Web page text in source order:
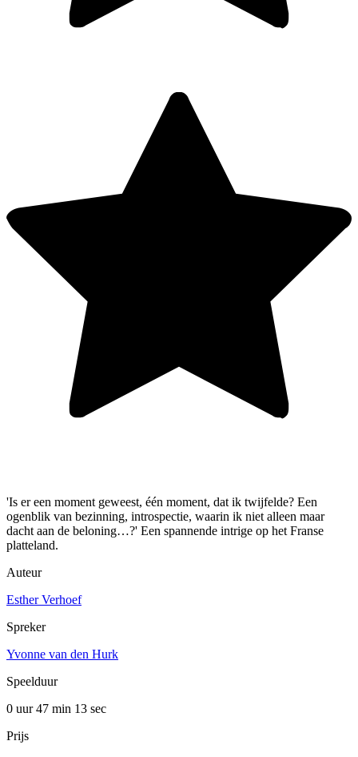
'Is er een moment geweest, één moment, dat ik twijfelde? Een
ogenblik van bezinning, introspectie, waarin ik niet alleen maar
dacht aan de beloning…?' Een spannende intrige op het Franse
platteland.
Auteur
Esther Verhoef
Spreker
Yvonne van den Hurk
Speelduur
0 uur 47 min 13 sec
Prijs